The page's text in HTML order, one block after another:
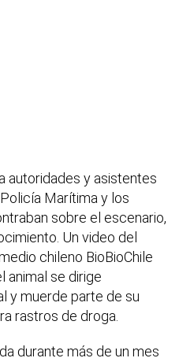
autoridades y asistentes
Marítima y los
sobre el escenario,
Un video del
chileno BioBioChile
animal se dirige
y muerde parte de su
rastros de droga.
durante más de un mes